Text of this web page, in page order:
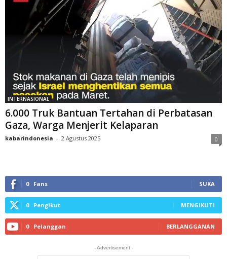
INTERNASIONAL
6.000 Truk Bantuan Tertahan di Perbatasan
Gaza, Warga Menjerit Kelaparan
kabarindonesia - 2 Agustus 2025 0
0 Fans SUKA
0 Pengikut MENGIKUTI
0 Pelanggan BERLANGGANAN
- Advertisement -